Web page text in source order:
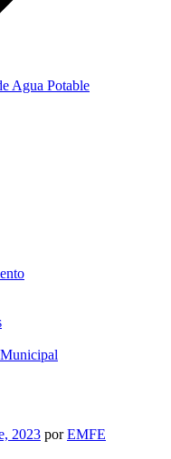
Agua Potable
2023 porEMFE